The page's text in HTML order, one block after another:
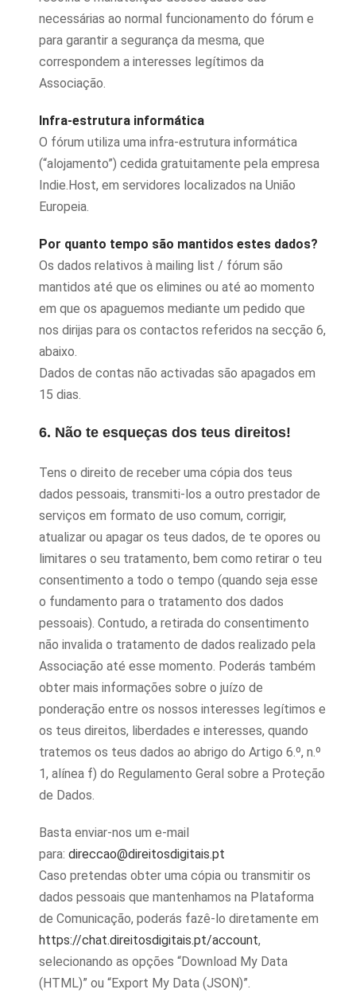
necessárias ao normal funcionamento do fórum e
para garantir a segurança da mesma, que
correspondem a interesses legítimos da
Associação.
Infra-estrutura informática
O fórum utiliza uma infra-estrutura informática
(“alojamento”) cedida gratuitamente pela empresa
Indie.Host, em servidores localizados na União
Europeia.
Por quanto tempo são mantidos estes dados?
Os dados relativos à mailing list / fórum são
mantidos até que os elimines ou até ao momento
em que os apaguemos mediante um pedido que
nos dirijas para os contactos referidos na secção 6,
abaixo.
Dados de contas não activadas são apagados em
15 dias.
6. Não te esqueças dos teus direitos!
Tens o direito de receber uma cópia dos teus
dados pessoais, transmiti-los a outro prestador de
serviços em formato de uso comum, corrigir,
atualizar ou apagar os teus dados, de te opores ou
limitares o seu tratamento, bem como retirar o teu
consentimento a todo o tempo (quando seja esse
o fundamento para o tratamento dos dados
pessoais). Contudo, a retirada do consentimento
não invalida o tratamento de dados realizado pela
Associação até esse momento. Poderás também
obter mais informações sobre o juízo de
ponderação entre os nossos interesses legítimos e
os teus direitos, liberdades e interesses, quando
tratemos os teus dados ao abrigo do Artigo 6.º, n.º
1, alínea f) do Regulamento Geral sobre a Proteção
de Dados.
Basta enviar-nos um e-mail
para: direccao@direitosdigitais.pt
Caso pretendas obter uma cópia ou transmitir os
dados pessoais que mantenhamos na Plataforma
de Comunicação, poderás fazê-lo diretamente em
https://chat.direitosdigitais.pt/account,
selecionando as opções “Download My Data
(HTML)” ou “Export My Data (JSON)”.